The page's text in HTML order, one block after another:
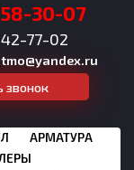
30-07
77-02
звонок
АРМАТУРА